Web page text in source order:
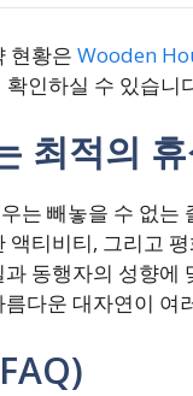
현황은 Wooden
확인하실 수 있습니
최적의
는 빼놓을 수 없
액티비티, 그리고
동행자의 성향에
다운 대자연이 여